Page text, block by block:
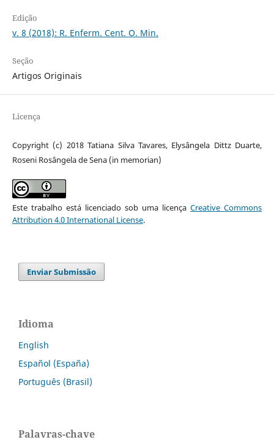
Edição
v. 8 (2018): R. Enferm. Cent. O. Min.
Seção
Artigos Originais
Licença
Copyright (c) 2018 Tatiana Silva Tavares, Elysângela Dittz Duarte,
Roseni Rosângela de Sena (in memorian)
Este trabalho está licenciado sob uma licençaCreative Commons
Attribution 4.0 International License.
Enviar Submissão
Idioma
English
Español (España)
Português (Brasil)
Palavras-chave